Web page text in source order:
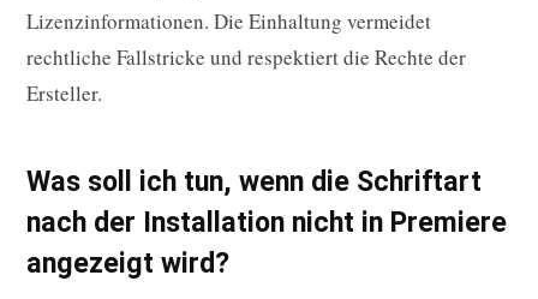
Lizenzinformationen. Die Einhaltung vermeidet
rechtliche Fallstricke und respektiert die Rechte der
Ersteller.
Was soll ich tun, wenn die Schriftart
nach der Installation nicht in Premiere
angezeigt wird?